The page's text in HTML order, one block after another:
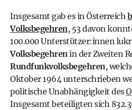
Insgesamt gab es in Österreich
Volksbegehren, 53 davon
100.000 Unterstützer:innen
Volksbegehrenin der Zweiten
Rundfunkvolksbegehren,
Oktober 1964 unterschrieben
politische Unabhängigkeit des
Insgesamt beteiligten sich